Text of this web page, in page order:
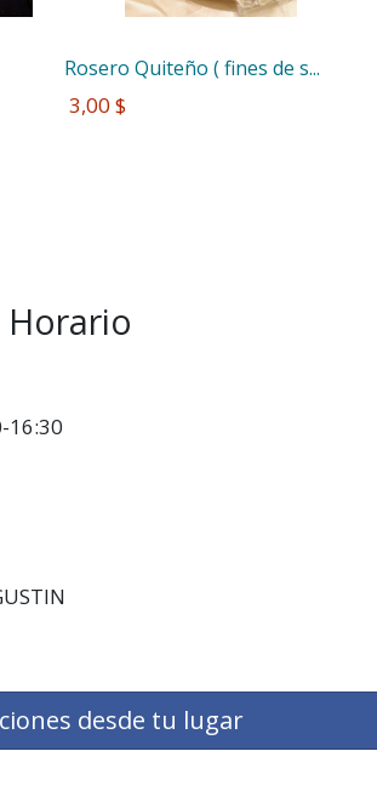
Rosero Quiteño ( fines de s...
3,00 $
Horario
16:30
desde tu lugar